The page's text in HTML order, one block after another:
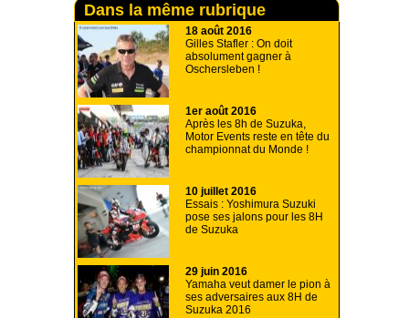
Dans la même rubrique
18 août 2016
Gilles Stafler : On doit
absolument gagner à
Oschersleben !
1er août 2016
Après les 8h de Suzuka,
Motor Events reste en tête du
championnat du Monde !
10 juillet 2016
Essais : Yoshimura Suzuki
pose ses jalons pour les 8H
de Suzuka
29 juin 2016
Yamaha veut damer le pion à
ses adversaires aux 8H de
Suzuka 2016